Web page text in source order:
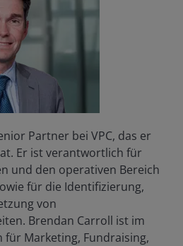
Partner bei VPC, das er
Er ist verantwortlich für
und den operativen Bereich
für die Identifizierung,
von
Brendan Carroll ist im
Marketing, Fundraising,